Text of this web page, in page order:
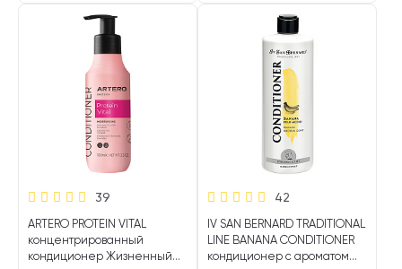
39
ARTERO PROTEIN VITAL
концентрированный
кондиционер Жизненный
42
IV SAN BERNARD TRADITIONAL
LINE BANANA CONDITIONER
кондиционер с ароматом